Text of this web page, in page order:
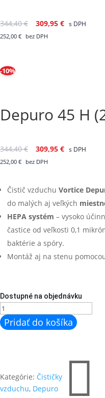
344,40€ 309,95 € s DPH
252,00 € bez DPH
-10%
Depuro 45 H
344,40€ 309,95 € s DPH
252,00 € bez DPH
Čistič vzduchu Vortice
do malých aj veľkých
HEPA systém – vysoko
častice od veľkosti 0,1
baktérie a spóry.
Montáž aj na stenu
Dostupné na objednávku
množstvo
Depuro
45
Pridať do košíka

Kategórie: Čističky
vzduchu, Depuro